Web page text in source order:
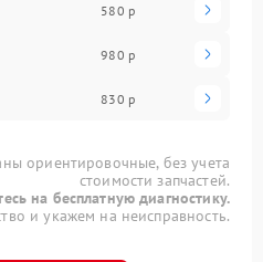
580 р
980 р
830 р
ориентировочные, без учета
стоимости запчастей.
на бесплатную диагностику.
и укажем на неисправность.